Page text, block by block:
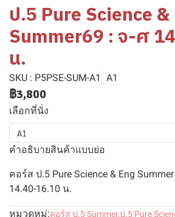
ป.5 Pure Science &
Summer69 : จ-ศ
น.
SKU : P5PSE-SUM-A1 A1
฿3,800
เลือกที่นั่ง
A1
คำอธิบายสินค้าแบบย่อ
คอร์ส ป.5 Pure Science & Eng
14.40-16.10 น.
หมวดหมู่:คอร์ส ป.5 Summer,ป.5 Pure